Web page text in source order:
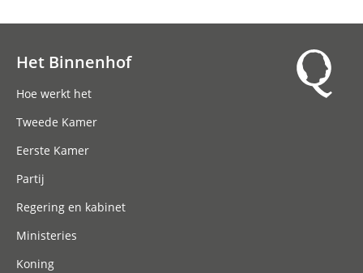
Het Binnenhof
Hoe werkt het
Tweede Kamer
Eerste Kamer
Partij
Regering en kabinet
Ministeries
Koning